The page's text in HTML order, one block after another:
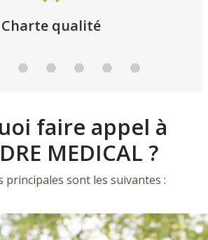
Charte qualité
faire appel à
MEDICAL ?
principales sont les suivantes :